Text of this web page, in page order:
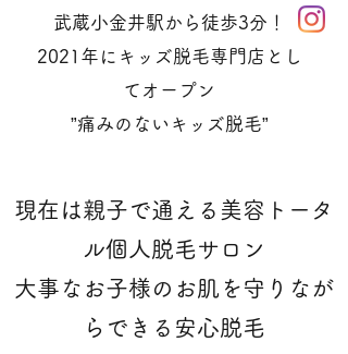
武蔵小金井駅から徒歩3分！
2021年にキッズ脱毛専門店とし
てオープン
​”痛みのないキッズ脱毛”
現在は親子で通える美容トータ
ル個人脱毛サロン
大事なお子様のお肌を守りなが
らできる安心脱毛